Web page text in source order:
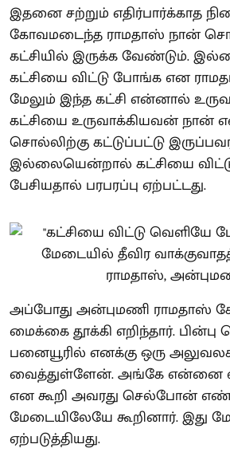
இதனை சற்றும் எதிர்பார்க்காத
கோவமடைந்த ராமதாஸ் நான்
கட்சியில் இருக்க வேண்டும்.
கட்சியை விட்டு போங்க என
மேலும் இந்த கட்சி என்னால்
கட்சியை உருவாக்கியவன் நான்
சொல்லிற்கு கட்டுப்பட்டு
இல்லையென்றால் கட்சியை
பேசியதால் பரபரப்பு ஏற்பட்டது.
அப்போது அன்புமணி ராமதாஸ்
மைக்கை தூக்கி எறிந்தார்.
பனையூரில் எனக்கு ஒரு
வைத்துள்ளேன். அங்கே என்னை
என கூறி அவரது செல்போன்
மேடையிலேயே கூறினார். இது
ஏற்படுத்தியது.